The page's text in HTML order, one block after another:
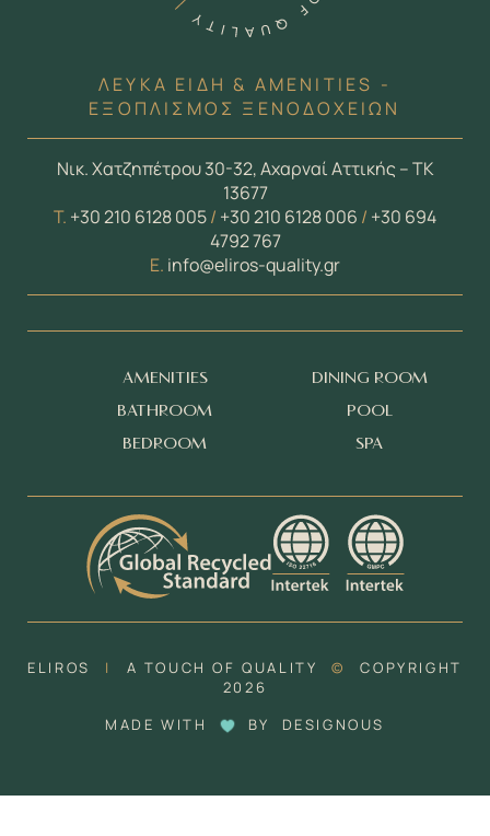
ΛΕΥΚΑ ΕΙΔΗ & AMENITIES -
ΕΞΟΠΛΙΣΜΟΣ ΞΕΝΟΔΟΧΕΙΩΝ
Νικ. Χατζηπέτρου 30-32, Αχαρναί Αττικής – ΤΚ
13677
Τ. +30 210 6128 005/ +30 210 6128 006 / +30 694
4792 767
E. info@eliros-quality.gr
AMENITIES
BATHROOM
BEDROOM
DINING ROOM
POOL
SPA
ELIROS | A TOUCH OF QUALITY ©
COPYRIGHT
2026
MADE WITH
BY DESIGNOUS